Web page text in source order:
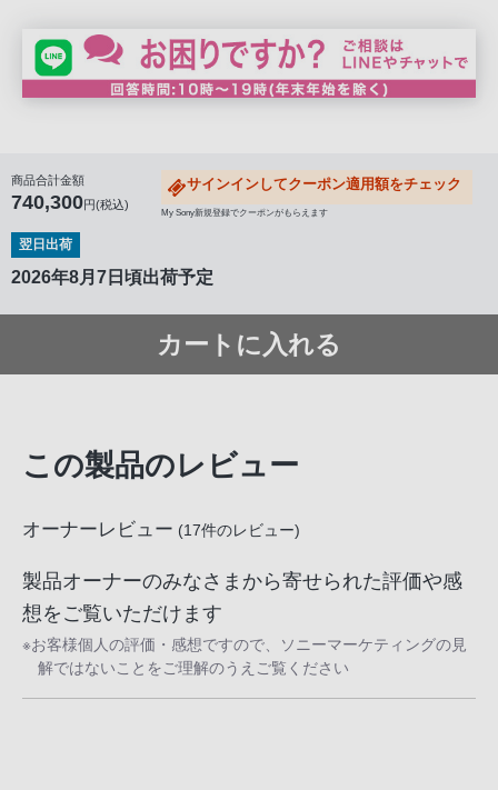
商品合計金額
740,300円(税込)
サインインしてクーポン適用額をチェック
My Sony新規登録でクーポンがもらえます
翌日出荷
2026年8月7日頃出荷予定
カートに入れる
この製品のレビュー
オーナーレビュー (17件のレビュー)
製品オーナーのみなさまから寄せられた評価や感
想をご覧いただけます
※お客様個人の評価・感想ですので、ソニーマーケティングの見
解ではないことをご理解のうえご覧ください